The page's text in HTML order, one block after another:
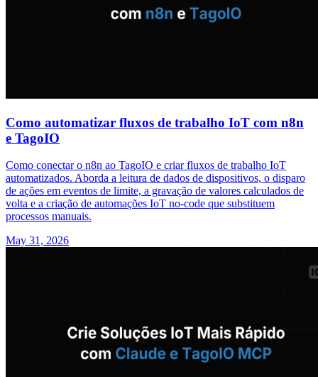
Como automatizar fluxos de trabalho IoT com n8n
e TagoIO
Como conectar o n8n ao TagoIO e criar fluxos de trabalho IoT
automatizados. Aborda a leitura de dados de dispositivos, o disparo
de ações em eventos de limite, a gravação de valores calculados de
volta e a criação de automações IoT no-code que substituem
processos manuais.
May 31, 2026